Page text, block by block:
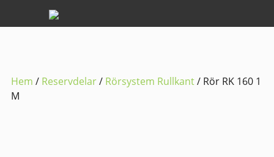
Hem / Reservdelar/ Rörsystem Rullkant/ Rör RK 160 1
M